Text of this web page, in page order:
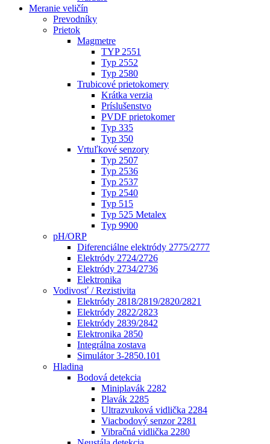
Meranie veličín
Prevodníky
Prietok
Magmetre
TYP 2551
Typ 2552
Typ 2580
Trubicové prietokomery
Krátka verzia
Príslušenstvo
PVDF prietokomer
Typ 335
Typ 350
Vrtuľkové senzory
Typ 2507
Typ 2536
Typ 2537
Typ 2540
Typ 515
Typ 525 Metalex
Typ 9900
pH/ORP
Diferenciálne elektródy 2775/2777
Elektródy 2724/2726
Elektródy 2734/2736
Elektronika
Vodivosť / Rezistivita
Elektródy 2818/2819/2820/2821
Elektródy 2822/2823
Elektródy 2839/2842
Elektronika 2850
Integrálna zostava
Simulátor 3-2850.101
Hladina
Bodová detekcia
Miniplavák 2282
Plavák 2285
Ultrazvuková vidlička 2284
Viacbodový senzor 2281
Vibračná vidlička 2280